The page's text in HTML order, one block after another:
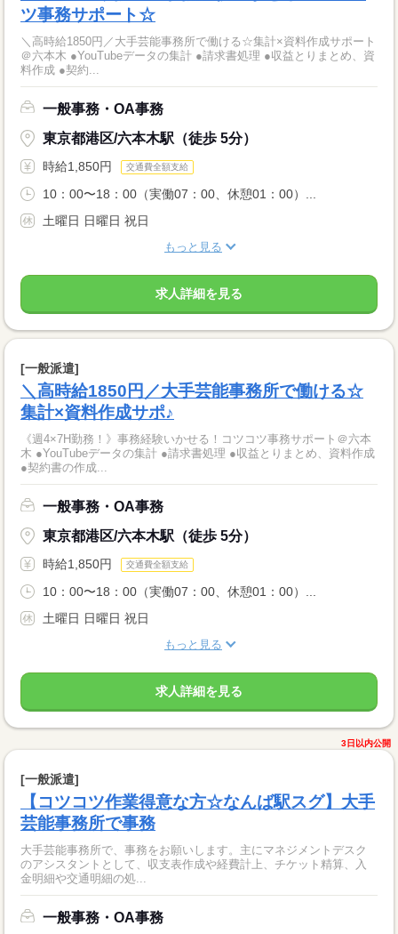
ツ事務サポート☆
＼高時給1850円／大手芸能事務所で働ける☆集計×資料作成サポート
＠六本木 ●YouTubeデータの集計 ●請求書処理 ●収益とりまとめ、資
料作成 ●契約...
一般事務・OA事務
東京都港区/六本木駅（徒歩 5分）
時給1,850円 交通費全額支給
10：00〜18：00（実働07：00、休憩01：00）...
土曜日 日曜日 祝日
もっと見る
求人詳細を見る
[一般派遣]
＼高時給1850円／大手芸能事務所で働ける☆
集計×資料作成サポ♪
《週4×7H勤務！》事務経験いかせる！コツコツ事務サポート＠六本
木 ●YouTubeデータの集計 ●請求書処理 ●収益とりまとめ、資料作成
●契約書の作成...
一般事務・OA事務
東京都港区/六本木駅（徒歩 5分）
時給1,850円 交通費全額支給
10：00〜18：00（実働07：00、休憩01：00）...
土曜日 日曜日 祝日
もっと見る
求人詳細を見る
3日以内公開
[一般派遣]
【コツコツ作業得意な方☆なんば駅スグ】大手
芸能事務所で事務
大手芸能事務所で、事務をお願いします。主にマネジメントデスク
のアシスタントとして、収支表作成や経費計上、チケット精算、入
金明細や交通明細の処...
一般事務・OA事務